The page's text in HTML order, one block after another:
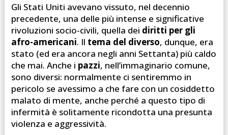
Gli Stati Uniti avevano vissuto, nel decennio
precedente, una delle più intense e significative
rivoluzioni socio-civili, quella dei diritti per gli
afro-americani. Il tema del diverso, dunque, era
stato (ed era ancora negli anni Settanta) più caldo
che mai. Anche i pazzi, nell’immaginario comune,
sono diversi: normalmente ci sentiremmo in
pericolo se avessimo a che fare con un cosiddetto
malato di mente, anche perché a questo tipo di
infermità è solitamente ricondotta una presunta
violenza e aggressività.